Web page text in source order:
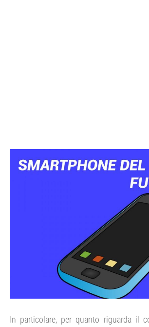
In particolare, per quanto riguarda il